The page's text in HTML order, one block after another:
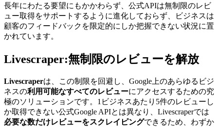
長年にわたる要望にもかかわらず、公式APIは無制限のレビ
ュー取得をサポートするように進化しておらず、ビジネスは
顧客のフィードバックを限定的にしか把握できない状況に置
かれています。
Livescraper:無制限のレビューを解放
Livescraperは、この制限を回避し、Google上のあらゆるビジ
ネスの利用可能なすべてのレビューにアクセスするための究
極のソリューションです。1ビジネスあたり5件のレビューし
か取得できない公式Google APIとは異なり、Livescraperでは
必要な数だけレビューをスクレイピングできるため、わずか